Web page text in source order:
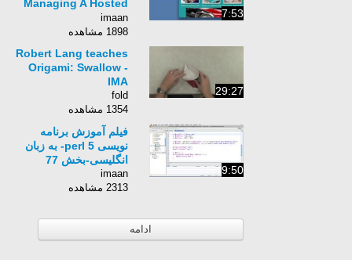
7:53
Managing A Hosted
-بخش 15
imaan
1898 مشاهده
29:27
Robert Lang teaches
Origami: Swallow -
IMA
fold
1354 مشاهده
9:50
فیلم آموزش برنامه
نویسی perl 5- به زبان
انگلیسی-بخش 77
imaan
2313 مشاهده
ادامه